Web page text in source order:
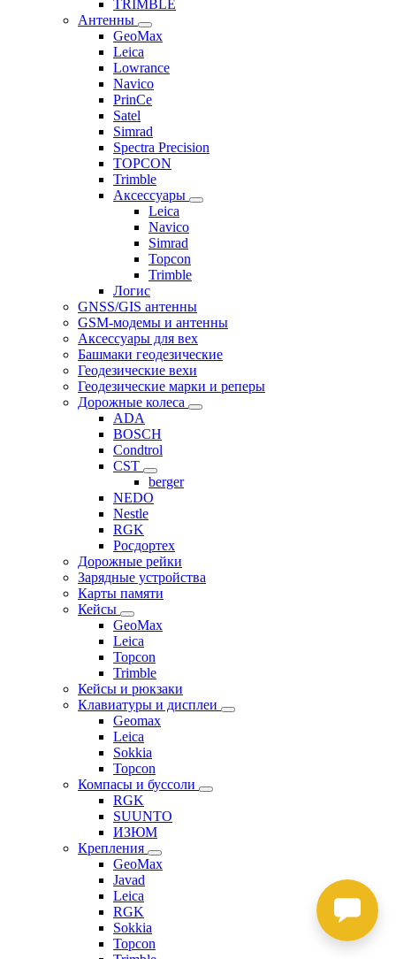
TRIMBLE
Антенны
GeoMax
Leica
Lowrance
Navico
PrinCe
Satel
Simrad
Spectra Precision
TOPCON
Trimble
Аксессуары
Leica
Navico
Simrad
Topcon
Trimble
Логис
GNSS/GIS антенны
GSM-модемы и антенны
Аксессуары для вех
Башмаки геодезические
Геодезические вехи
Геодезические марки и реперы
Дорожные колеса
ADA
BOSCH
Condtrol
CST
berger
NEDO
Nestle
RGK
Росдортех
Дорожные рейки
Зарядные устройства
Карты памяти
Кейсы
GeoMax
Leica
Topcon
Trimble
Кейсы и рюкзаки
Клавиатуры и дисплеи
Geomax
Leica
Sokkia
Topcon
Компасы и буссоли
RGK
SUUNTO
ИЗЮМ
Крепления
GeoMax
Javad
Leica
RGK
Sokkia
Topcon